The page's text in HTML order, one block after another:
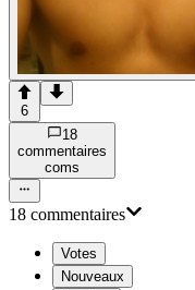
6
18
commentaires
coms
18 commentaires
Votes
Nouveaux